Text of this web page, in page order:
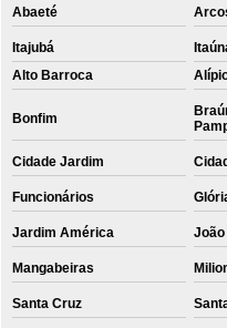
Abaeté
Itajubá
Alto Barroca
Bonfim
Cidade Jardim
Funcionários
Jardim América
Mangabeiras
Santa Cruz